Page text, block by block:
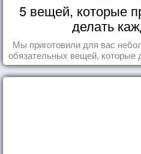
5 вещей, которые
делать
Мы приготовили для вас
обязательных вещей, которые